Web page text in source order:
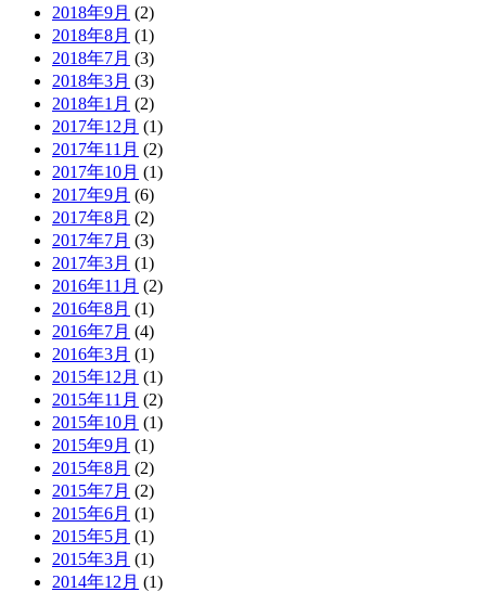
2018年9月 (2)
2018年8月 (1)
2018年7月 (3)
2018年3月 (3)
2018年1月 (2)
2017年12月 (1)
2017年11月 (2)
2017年10月 (1)
2017年9月 (6)
2017年8月 (2)
2017年7月 (3)
2017年3月 (1)
2016年11月 (2)
2016年8月 (1)
2016年7月 (4)
2016年3月 (1)
2015年12月 (1)
2015年11月 (2)
2015年10月 (1)
2015年9月 (1)
2015年8月 (2)
2015年7月 (2)
2015年6月 (1)
2015年5月 (1)
2015年3月 (1)
2014年12月 (1)